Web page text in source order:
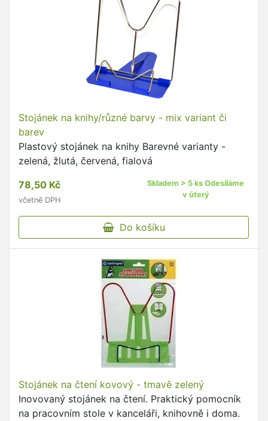
Stojánek na knihy/různé barvy - mix variant či
barev
Plastový stojánek na knihy Barevné varianty -
zelená, žlutá, červená, fialová
78,50 Kč
včetně DPH
Skladem > 5 ks Odesíláme
v úterý
Do košíku
Stojánek na čtení kovový - tmavě zelený
Inovovaný stojánek na čtení. Praktický pomocník
na pracovním stole v kanceláři, knihovně i doma.